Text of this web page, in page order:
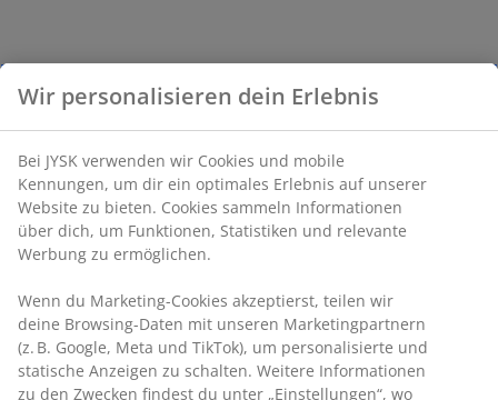
Wir personalisieren dein Erlebnis
Bei JYSK verwenden wir Cookies und mobile
Kennungen, um dir ein optimales Erlebnis auf unserer
Website zu bieten. Cookies sammeln Informationen
über dich, um Funktionen, Statistiken und relevante
Werbung zu ermöglichen.
Wenn du Marketing-Cookies akzeptierst, teilen wir
deine Browsing-Daten mit unseren Marketingpartnern
(z. B. Google, Meta und TikTok), um personalisierte und
statische Anzeigen zu schalten. Weitere Informationen
zu den Zwecken findest du unter „Einstellungen“, wo